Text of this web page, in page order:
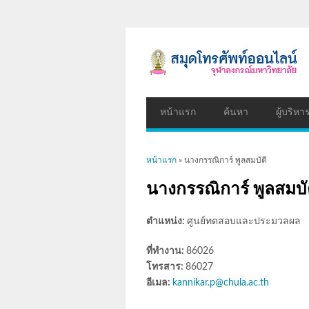
หน้าแรก ค้นหา ผู้บริหาร
คุณอยู่ที่นี่
หน้าแรก » นางกรรณิการ์ พูลสมบัติ
นางกรรณิการ์ พูลสม
ตำแหน่ง: ศูนย์ทดสอบและประมวลผล
ที่ทำงาน: 86026
โทรสาร: 86027
อีเมล: kannikar.p@chula.ac.th